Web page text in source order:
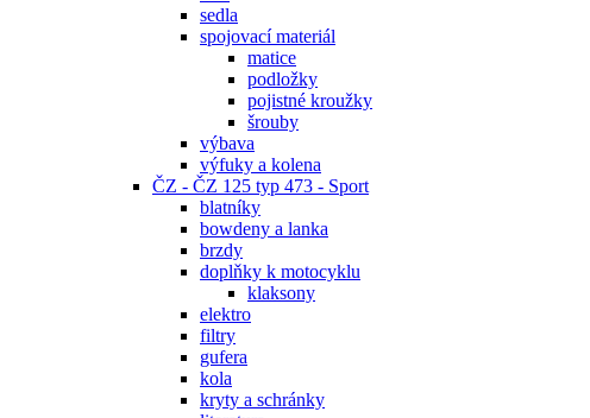
sedla
spojovací materiál
matice
podložky
pojistné kroužky
šrouby
výbava
výfuky a kolena
ČZ - ČZ 125 typ 473 - Sport
blatníky
bowdeny a lanka
brzdy
doplňky k motocyklu
klaksony
elektro
filtry
gufera
kola
kryty a schránky